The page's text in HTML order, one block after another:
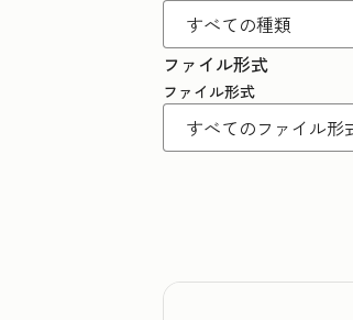
ファイル形式
ファイル形式